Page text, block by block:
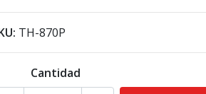
TH-870P
Cantidad